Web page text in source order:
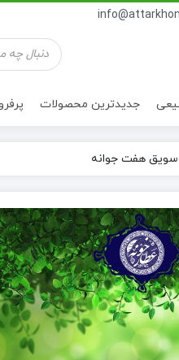
جستجوی
محصولات
نوشیدنی ها
جدیدترین محصولات
سویق هفت جوانه